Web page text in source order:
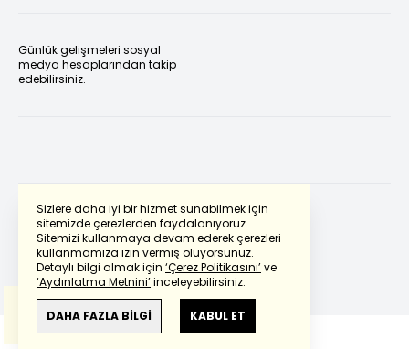
Sizlere daha iyi bir hizmet sunabilmek için
sitemizde çerezlerden faydalanıyoruz.
Sitemizi kullanmaya devam ederek çerezleri
kullanmamıza izin vermiş oluyorsunuz.
Detaylı bilgi almak için ‘Çerez Politikasını’ve
‘Aydınlatma Metnini’inceleyebilirsiniz.
DAHA FAZLA BİLGİ KABUL ET
Günlük gelişmeleri sosyal
medya hesaplarından takip
edebilirsiniz.
Powered by Translate
Bu çevirideGoogle Transletekullanılmıştır.
Anlam ve çeviri hatalarından
haberturk.com
sorumlu değildir.